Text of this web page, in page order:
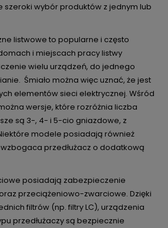
szeroki wybór produktów z jednym lub
listwowe to popularne i często
i miejscach pracy listwy
wielu urządzeń, do jednego
Śmiało można więc uznać, że jest
elementów sieci elektrycznej. Wśród
wersje, które rozróżnia liczba
są 3-, 4- i 5-cio gniazdowe, z
modele posiadają również
wzbogaca przedłużacz o dodatkową
posiadają zabezpieczenie
przeciążeniowo-zwarciowe. Dzięki
filtrów (np. filtry LC), urządzenia
przedłużaczy są bezpiecznie